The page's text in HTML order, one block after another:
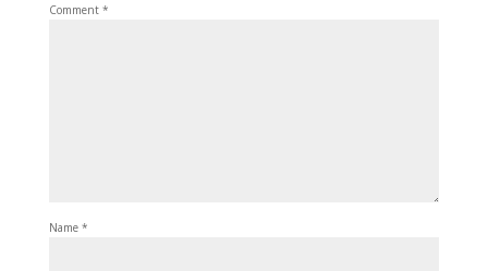
Comment *
Name *